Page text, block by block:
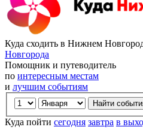
Куда сходить в Нижнем
Новгорода
Помощник и путеводитель
по интересным местам
и лучшим событиям
Куда пойти сегодня завтра в